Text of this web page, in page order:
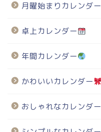
月曜始まりカレンダー
卓上カレンダー
年間カレンダー
かわいいカレンダー
おしゃれなカレンダー